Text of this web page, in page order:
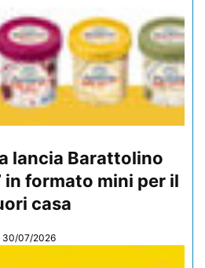
lancia Barattolino
in formato mini per il
casa
30/07/2026